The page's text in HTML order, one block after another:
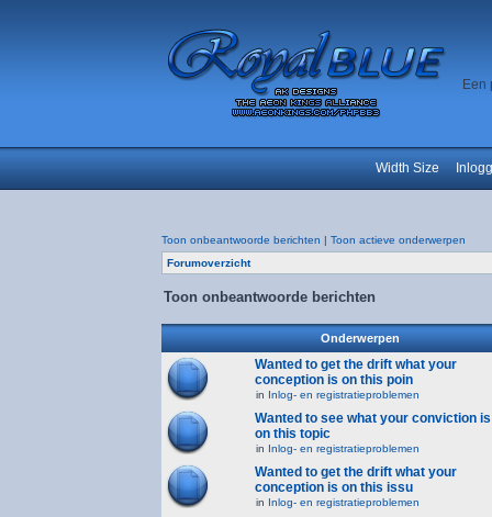
Een
Width Size
Toon onbeantwoorde berichten | Toon actieve onderwerpen
Forumoverzicht
Toon onbeantwoorde berichten
Onderwerpen
Wanted to get the drift what your
conception is on this poin
in Inlog- en registratieproblemen
Wanted to see what your conviction is
on this topic
in Inlog- en registratieproblemen
Wanted to get the drift what your
conception is on this issu
in Inlog- en registratieproblemen